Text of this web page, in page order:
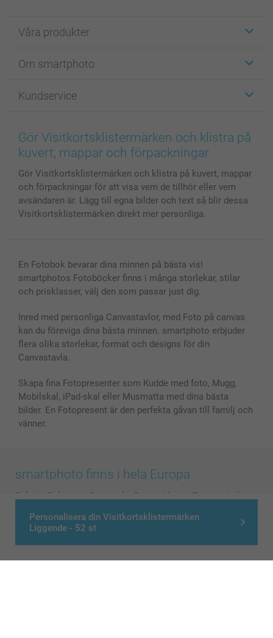
Personalisera din Visitkortsklistermärken
Liggende - 52 st
Våra produkter
Fotokort
Fotoböcker
Bilder, Fotoförstoring & Fotohäften
Skal till Mobil & Surfplatta
Fotoalmanackor & Fotoagenda
Fotoramar & Tillbehör
Presentkort
Om smartphoto
För affiliates
Cookie Policy
Sitemap
Investor Relations
Kundservice
smartgaranti
smartbonus
Status på beställningar
Gör Visitkortsklistermärken och klistra på
kuvert, mappar och förpackningar
Gör Visitkortsklistermärken och klistra på kuvert, mappar
och förpackningar för att visa vem de tillhör eller vem
avsändaren är. Lägg till egna bilder och text så blir dessa
Visitkortsklistermärken direkt mer personliga.
En Fotobok bevarar dina minnen på bästa vis!
smartphotos Fotoböcker finns i många storlekar, stilar
och prisklasser, välj den som passar just dig.
Inred med personliga Canvastavlor, med Foto på canvas
kan du föreviga dina bästa minnen. smartphoto erbjuder
flera olika storlekar, format och designs för din
Canvastavla.
Skapa fina Fotopresenter som Kudde med foto, Mugg,
Mobilskal, iPad-skal eller Musmatta med dina bästa
bilder. En Fotopresent är den perfekta gåvan till familj och
vänner.
smartphoto finns i hela Europa
België Belgique Danmark Deutschland France
Ireland
Nederland - Norge Österreich - Schweiz
Switzerland - Suomi